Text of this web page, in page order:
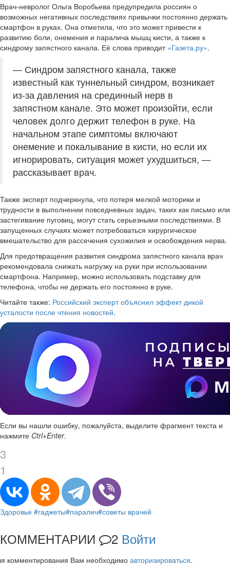
Врач-невролог Ольга Воробьева предупредила россиян о
возможных негативных последствиях привычки постоянно держать
смартфон в руках. Она отметила, что это может привести к
развитию боли, онемения и паралича мышц кисти, а также к
синдрому запястного канала. Её слова приводит «Газета.ру».
— Синдром запястного канала, также
известный как туннельный синдром, возникает
из-за давления на срединный нерв в
запястном канале. Это может произойти, если
человек долго держит телефон в руке. На
начальном этапе симптомы включают
онемение и покалывание в кисти, но если их
игнорировать, ситуация может ухудшиться, —
рассказывает врач.
Также эксперт подчеркнула, что потеря мелкой моторики и
трудности в выполнении повседневных задач, таких как письмо или
застегивание пуговиц, могут стать серьезными последствиями. В
запущенных случаях может потребоваться хирургическое
вмешательство для рассечения сухожилия и освобождения нерва.
Для предотвращения развития синдрома запястного канала врач
рекомендовала снижать нагрузку на руки при использовании
смартфона. Например, можно использовать подставку для
телефона, чтобы не держать его постоянно в руке.
Читайте также: Российский эксперт объяснил эффект дикой
усталости после чтения новостей.
Если вы нашли ошибку, пожалуйста, выделите фрагмент текста и
нажмите Ctrl+Enter.
3
1
Здоровье #гаджеты#паралич#советы врачей
КОММЕНТАРИИ 2 Войти
комментирования Вам необходимо авторизироваться.